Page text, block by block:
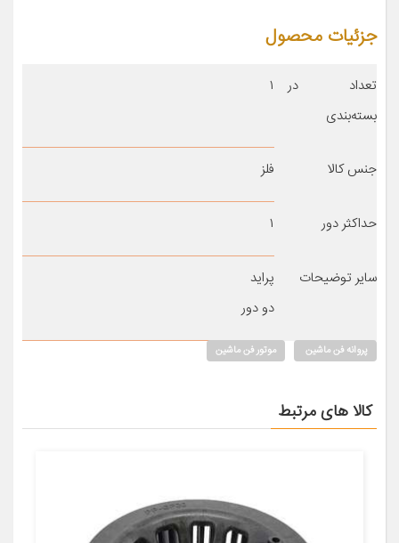
جزئیات محصول
تعداد در
بسته‌بندی
۱
جنس کالا فلز
حداکثر دور ۱
سایر توضیحات
پراید
دو دور
پروانه فن ماشین موتور فن ماشین
کالا های مرتبط